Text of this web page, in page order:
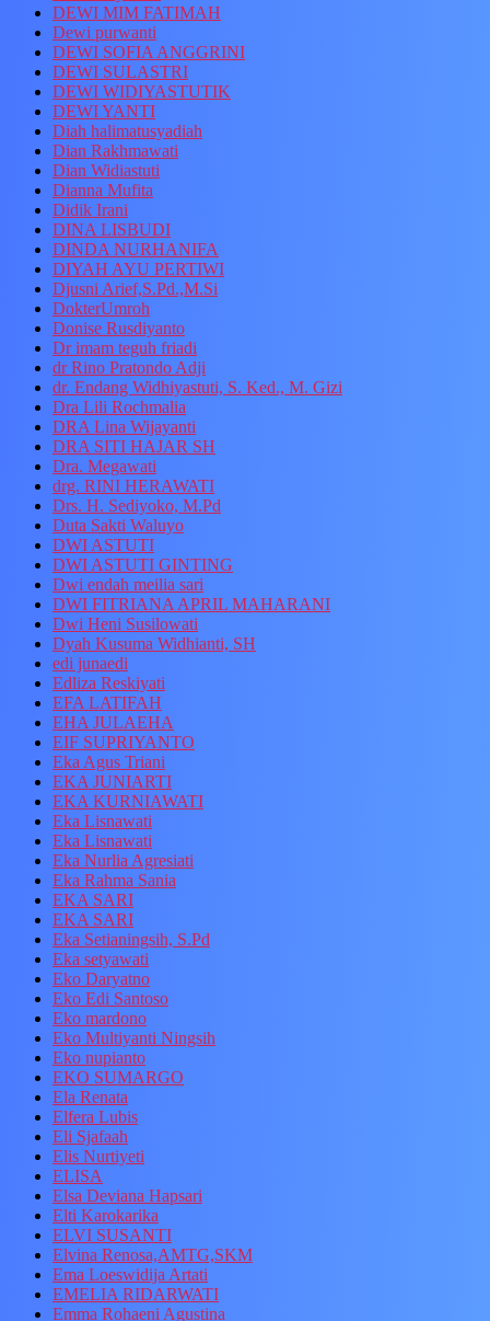
DEWI MIM FATIMAH
Dewi purwanti
DEWI SOFIA ANGGRINI
DEWI SULASTRI
DEWI WIDIYASTUTIK
DEWI YANTI
Diah halimatusyadiah
Dian Rakhmawati
Dian Widiastuti
Dianna Mufita
Didik Irani
DINA LISBUDI
DINDA NURHANIFA
DIYAH AYU PERTIWI
Djusni Arief,S.Pd.,M.Si
DokterUmroh
Donise Rusdiyanto
Dr imam teguh friadi
dr Rino Pratondo Adji
dr. Endang Widhiyastuti, S. Ked., M. Gizi
Dra Lili Rochmalia
DRA Lina Wijayanti
DRA SITI HAJAR SH
Dra. Megawati
drg. RINI HERAWATI
Drs. H. Sediyoko, M.Pd
Duta Sakti Waluyo
DWI ASTUTI
DWI ASTUTI GINTING
Dwi endah meilia sari
DWI FITRIANA APRIL MAHARANI
Dwi Heni Susilowati
Dyah Kusuma Widhianti, SH
edi junaedi
Edliza Reskiyati
EFA LATIFAH
EHA JULAEHA
EIF SUPRIYANTO
Eka Agus Triani
EKA JUNIARTI
EKA KURNIAWATI
Eka Lisnawati
Eka Lisnawati
Eka Nurlia Agresiati
Eka Rahma Sania
EKA SARI
EKA SARI
Eka Setianingsih, S.Pd
Eka setyawati
Eko Daryatno
Eko Edi Santoso
Eko mardono
Eko Multiyanti Ningsih
Eko nupianto
EKO SUMARGO
Ela Renata
Elfera Lubis
Eli Sjafaah
Elis Nurtiyeti
ELISA
Elsa Deviana Hapsari
Elti Karokarika
ELVI SUSANTI
Elvina Renosa,AMTG,SKM
Ema Loeswidija Artati
EMELIA RIDARWATI
Emma Rohaeni Agustina